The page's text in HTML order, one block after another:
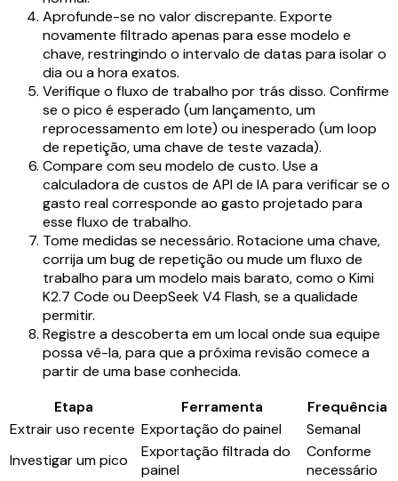
Aprofunde-se no valor discrepante. Exporte
novamente filtrado apenas para esse modelo e
chave, restringindo o intervalo de datas para isolar o
dia ou a hora exatos.
Verifique o fluxo de trabalho por trás disso. Confirme
se o pico é esperado (um lançamento, um
reprocessamento em lote) ou inesperado (um loop
de repetição, uma chave de teste vazada).
Compare com seu modelo de custo. Use a
calculadora de custos de API de IA para verificar se o
gasto real corresponde ao gasto projetado para
esse fluxo de trabalho.
Tome medidas se necessário. Rotacione uma chave,
corrija um bug de repetição ou mude um fluxo de
trabalho para um modelo mais barato, como o Kimi
K2.7 Code ou DeepSeek V4 Flash, se a qualidade
permitir.
Registre a descoberta em um local onde sua equipe
possa vê-la, para que a próxima revisão comece a
partir de uma base conhecida.
Etapa
Ferramenta
Frequência
Extrair uso recente Exportação do painel
Semanal
Investigar um pico
Exportação filtrada do
painel
Conforme
necessário